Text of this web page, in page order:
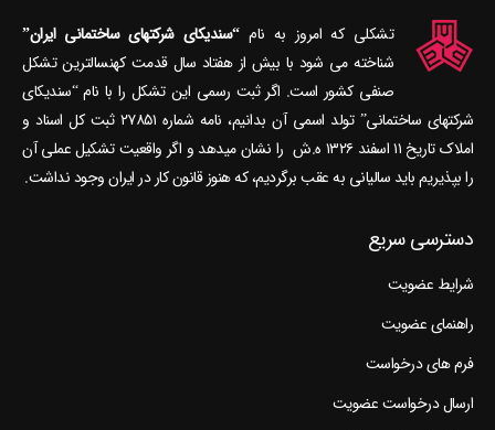
تشکلی که امروز به نام“سندیکای شرکتهای ساختمانی ایران”
شناخته می‎ شود با بیش از هفتاد سال قدمت کهنسال‎ترین تشکل
صنفی کشور است. اگر ثبت رسمی این تشکل را با نام “سندیکای
شرکتهای ساختمانی” تولد اسمی آن بدانیم، نامه شماره ۲۷۸۵۱ ثبت کل اسناد و
املاک تاریخ ۱۱ اسفند ۱۳۲۶ ه.ش را نشان می‎دهد و اگر واقعیت تشکیل عملی آن
را بپذیریم باید سالیانی به عقب برگردیم، که هنوز قانون کار در ایران وجود نداشت.
دسترسی سریع
شرایط عضویت
راهنمای عضویت
فرم های درخواست
ارسال درخواست عضویت